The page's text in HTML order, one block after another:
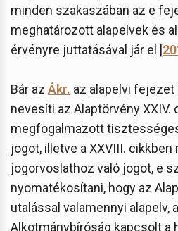
minden szakaszában az e
meghatározott alapelvek és
érvényre juttatásával jár el [
Bár az Ákr. az alapelvi
nevesíti az Alaptörvény XXIV.
megfogalmazott
jogot, illetve a XXVIII.
jogorvoslathoz való jogot, e
nyomatékosítani, hogy az
utalással valamennyi alapelv,
Alkotmánybíróság kapcsolt a